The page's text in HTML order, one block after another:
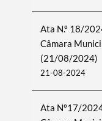
Ata N.º 18/
Câmara
(21/08/2024)
21-08-2024
Ata Nº17/